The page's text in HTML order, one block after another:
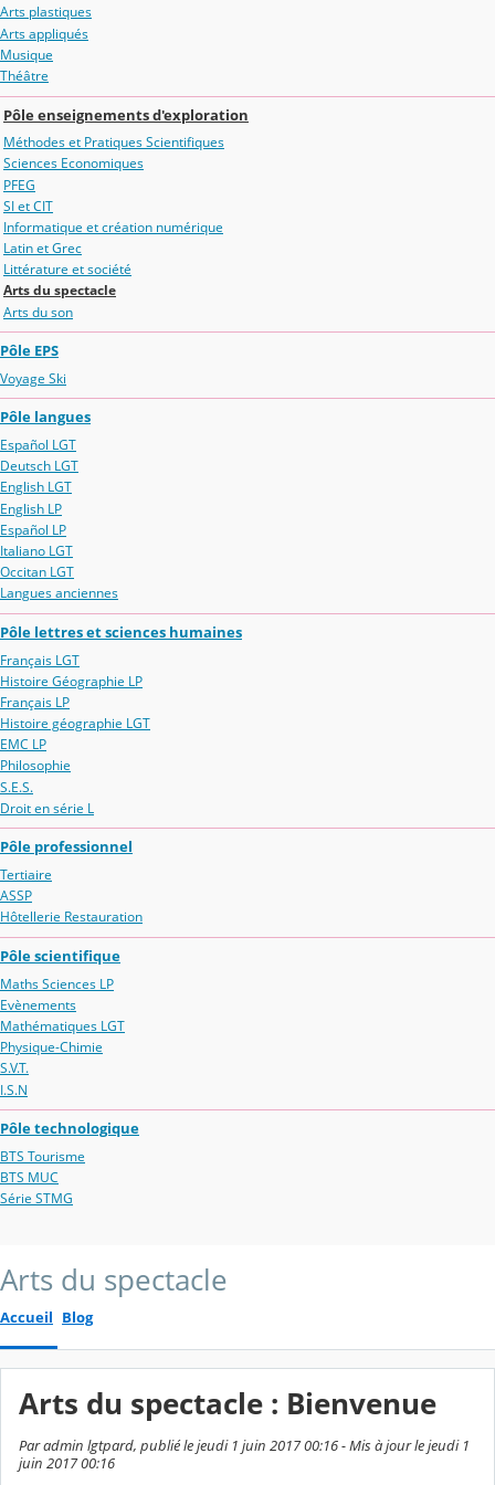
Arts plastiques
Arts appliqués
Musique
Théâtre
Pôle enseignements d'exploration
Méthodes et Pratiques Scientifiques
Sciences Economiques
PFEG
SI et CIT
Informatique et création numérique
Latin et Grec
Littérature et société
Arts du spectacle
Arts du son
Pôle EPS
Voyage Ski
Pôle langues
Español LGT
Deutsch LGT
English LGT
English LP
Español LP
Italiano LGT
Occitan LGT
Langues anciennes
Pôle lettres et sciences humaines
Français LGT
Histoire Géographie LP
Français LP
Histoire géographie LGT
EMC LP
Philosophie
S.E.S.
Droit en série L
Pôle professionnel
Tertiaire
ASSP
Hôtellerie Restauration
Pôle scientifique
Maths Sciences LP
Evènements
Mathématiques LGT
Physique-Chimie
S.V.T.
I.S.N
Pôle technologique
BTS Tourisme
BTS MUC
Série STMG
Arts du spectacle
Accueil Blog
Arts du spectacle : Bienvenue
Par admin lgtpard, publié le jeudi 1 juin 2017 00:16 - Mis à jour le jeudi 1
juin 2017 00:16